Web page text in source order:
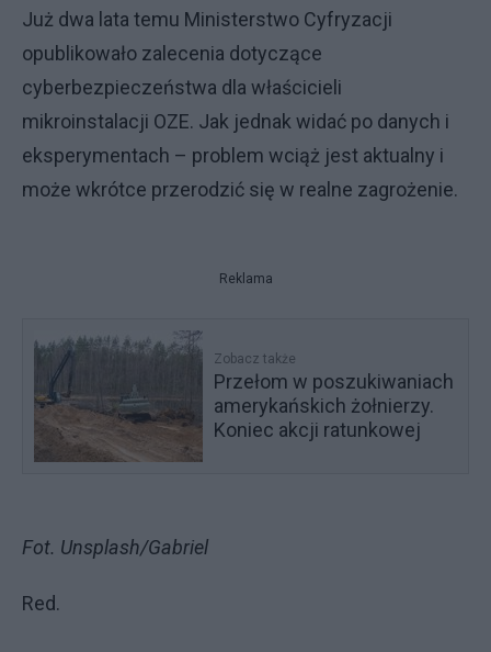
Już dwa lata temu Ministerstwo Cyfryzacji
opublikowało zalecenia dotyczące
cyberbezpieczeństwa dla właścicieli
mikroinstalacji OZE. Jak jednak widać po danych i
eksperymentach – problem wciąż jest aktualny i
może wkrótce przerodzić się w realne zagrożenie.
Reklama
Zobacz także
Przełom w poszukiwaniach
amerykańskich żołnierzy.
Koniec akcji ratunkowej
Fot. Unsplash/Gabriel
Red.